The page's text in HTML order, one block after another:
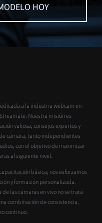
HOY
a la industria webcam en
Nuestra misión es
valiosa, consejos expertos y
cámara, tanto independientes
con el objetivo de maximizar
al siguiente nivel.
básica; nos esforzamos
y formación personalizada.
las cámaras en vivo no se trata
combinación de consistencia,
continuo.